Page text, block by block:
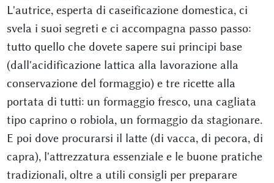
L'autrice, esperta di caseificazione domestica, ci
svela i suoi segreti e ci accompagna passo passo:
tutto quello che dovete sapere sui principi base
(dall'acidificazione lattica alla lavorazione alla
conservazione del formaggio) e tre ricette alla
portata di tutti: un formaggio fresco, una cagliata
tipo caprino o robiola, un formaggio da stagionare.
E poi dove procurarsi il latte (di vacca, di pecora, di
capra), l'attrezzatura essenziale e le buone pratiche
tradizionali, oltre a utili consigli per preparare